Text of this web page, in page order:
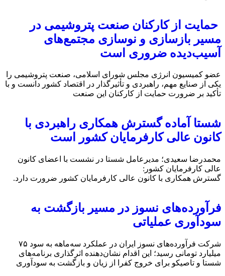
حمایت از کارکنان صنعت پتروشیمی در
مسیر بازسازی و نوسازی مجتمع‌های
آسیب‌دیده ضروری است
عضو کمیسیون انرژی مجلس شورای اسلامی، صنعت پتروشیمی را
یکی از صنایع مهم، راهبردی و تأثیرگذار در اقتصاد کشور دانست و با
تأکید بر ضرورت حمایت از کارکنان این صنعت
شستا آماده گسترش همکاری راهبردی با
کانون عالی کارفرمایان کشور است
محمدرضا سعیدی؛ مدیرعامل شستا در نشست با اعضای کانون
عالی کارفرمایان کشور:
گسترش همکاری با کانون عالی کارفرمایان کشور ضرورت دارد.
فرآورده‌های نسوز در مسیر بازگشت به
سودآوری عملیاتی
شرکت فرآورده‌های نسوز ایران در عملکرد سه‌ماهه به سود ۷۵
میلیارد تومانی رسید؛ این اقدام نشان‌دهنده اثرگذاری برنامه‌های
شستا و تاصیکو برای خروج کفرا از زیان و بازگشت به سودآوری